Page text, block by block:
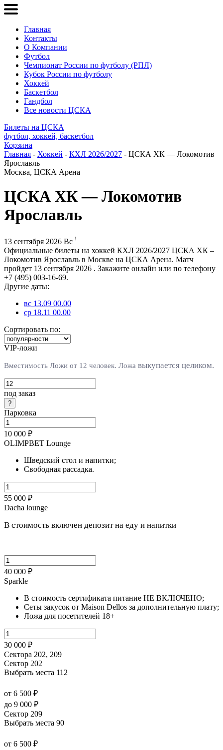
Главная
Контакты
О Компании
Футбол
Чемпионат России по футболу (РПЛ)
Кубок России по футболу
Хоккей
Баскетбол
Гандбол
Все новости ЦСКА
Билеты на ЦСКА
футбол, хоккей, баскетбол
Корзина
Главная - Хоккей - КХЛ 2026/2027 - ЦСКА ХК — Локомотив
Ярославль
Москва, ЦСКА Арена
ЦСКА ХК — Локомотив
Ярославль
13 сентября 2026 Вс !
Официальные билеты на хоккей КХЛ 2026/2027 ЦСКА ХК –
Локомотив Ярославль в Москве на ЦСКА Арена. Матч
пройдет 13 сентября 2026 . Закажите онлайн или по телефону
+7 (495) 003-16-69.
Другие даты:
вс 13.09 00.00
ср 18.11 00.00
Сортировать по:
VIP-ложи
Вместимость Ложи от 12 человек. Ложа выкупается целиком.
под заказ
Парковка
10 000 ₽
OLIMPBET Lounge
Шведский стол и напитки;
Свободная рассадка.
55 000 ₽
Dacha lounge
В стоимость включен депозит на еду и напитки
40 000 ₽
Sparkle
В стоимость сертификата питание НЕ ВКЛЮЧЕНО;
Сеты закусок от Maison Dellos за дополнительную плату;
Ложа для посетителей 18+
30 000 ₽
Сектора 202, 209
Сектор 202
Выбрать места 112
от 6 500 ₽
до 9 000 ₽
Сектор 209
Выбрать места 90
от 6 500 ₽